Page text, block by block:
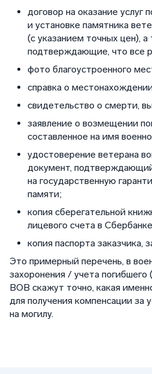
договор на оказание услуг
и установке памятника
(с указанием точных цен), а
подтверждающие, что все
фото благоустроенного
справка о
свидетельство о смерти,
заявление о возмещении
составленное на имя
удостоверение ветерана
документ,
на государственную
памяти;
копия сберегательной
лицевого счета в
копия паспорта заказчика,
Это примерный перечень, в
захоронения / учета
ВОВ скажут точно, какая
для получения компенсации за
на могилу.